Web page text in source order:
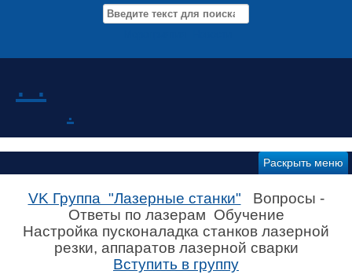
. .
.
Раскрыть меню
VK Группа "Лазерные станки" Вопросы -
Ответы по лазерам Обучение
Настройка пусконаладка станков лазерной
резки, аппаратов лазерной сварки
Вступить в группу